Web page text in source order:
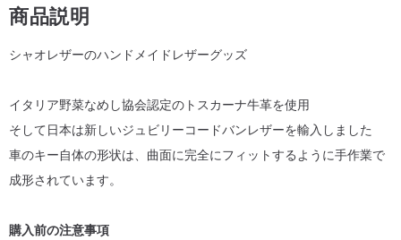
商品説明
シャオレザーのハンドメイドレザーグッズ
イタリア野菜なめし協会認定のトスカーナ牛革を使用
そして日本は新しいジュビリーコードバンレザーを輸入しました
車のキー自体の形状は、曲面に完全にフィットするように手作業で
成形されています。
購入前の注意事項